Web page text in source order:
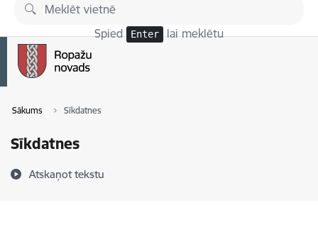
Pāriet uz lapas saturu
Spied Enter lai meklētu
Sākums Sīkdatnes
Sīkdatnes
Atskaņot tekstu